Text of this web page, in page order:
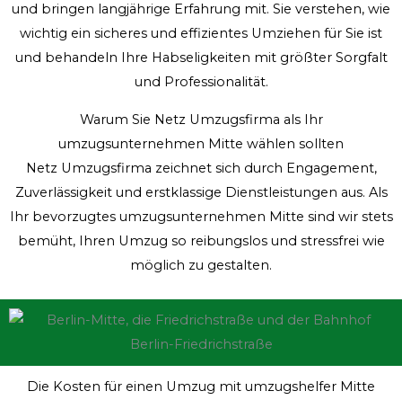
und bringen langjährige Erfahrung mit. Sie verstehen, wie
wichtig ein sicheres und effizientes Umziehen für Sie ist
und behandeln Ihre Habseligkeiten mit größter Sorgfalt
und Professionalität.
Warum Sie Netz Umzugsfirma als Ihr
umzugsunternehmen Mitte wählen sollten
Netz Umzugsfirma zeichnet sich durch Engagement,
Zuverlässigkeit und erstklassige Dienstleistungen aus. Als
Ihr bevorzugtes umzugsunternehmen Mitte sind wir stets
bemüht, Ihren Umzug so reibungslos und stressfrei wie
möglich zu gestalten.
Die Kosten für einen Umzug mit umzugshelfer Mitte